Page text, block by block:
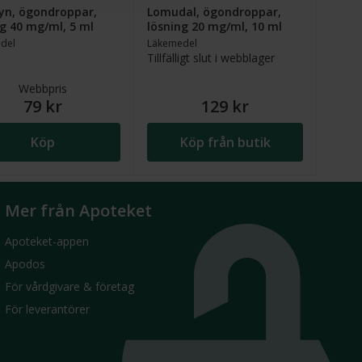
ögondroppar,
40 mg/ml, 5 ml
Webbpris
79 kr
Köp
Lomudal, ögondroppar,
lösning 20 mg/ml, 10 ml
Läkemedel
Tillfälligt slut i webblager
129 kr
Köp från butik
Mer från Apoteket
Apoteket-appen
Apodos
För vårdgivare & företag
För leverantörer